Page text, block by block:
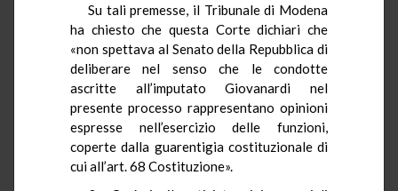
Su tali premesse, il Tribunale di Modena
ha chiesto che questa Corte dichiari che
«non spettava al Senato della Repubblica di
deliberare nel senso che le condotte
ascritte all’imputato Giovanardi nel
presente processo rappresentano opinioni
espresse nell’esercizio delle funzioni,
coperte dalla guarentigia costituzionale di
cui all’art. 68 Costituzione».